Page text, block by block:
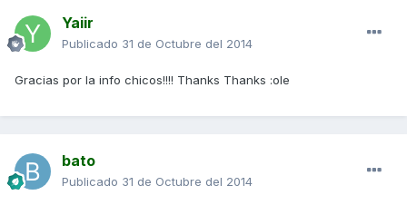
Yaiir
Publicado 31 de Octubre del 2014
Gracias por la info chicos!!!! Thanks Thanks :ole
bato
Publicado 31 de Octubre del 2014